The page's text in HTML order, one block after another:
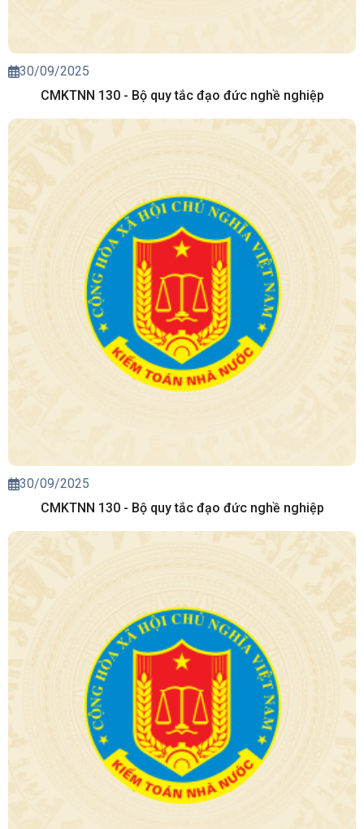
30/09/2025
CMKTNN 130 - Bộ quy tắc đạo đức nghề nghiệp
30/09/2025
CMKTNN 130 - Bộ quy tắc đạo đức nghề nghiệp